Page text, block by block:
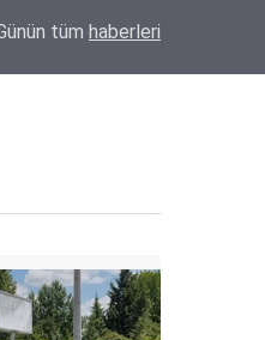
götürülecek tosun sahibini
tüm haberleri